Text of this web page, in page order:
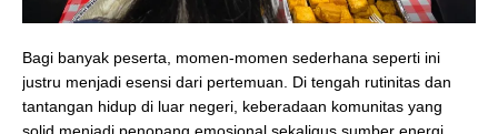
Bagi banyak peserta, momen-momen sederhana seperti ini
justru menjadi esensi dari pertemuan. Di tengah rutinitas dan
tantangan hidup di luar negeri, keberadaan komunitas yang